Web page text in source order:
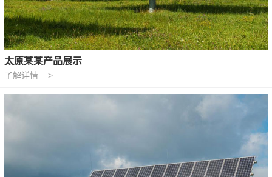
太原某某产品展示
了解详情 >